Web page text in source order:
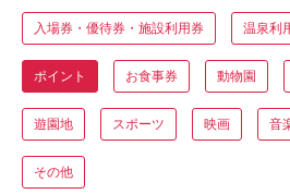
入場券・優待券・施設利用券 温泉利
ポイント お食事券 動物園
遊園地 スポーツ 映画 音
その他